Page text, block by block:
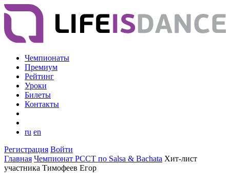
Чемпионаты
Премиум
Рейтинг
Уроки
Билеты
Контакты
ru en
Регистрация Войти
Главная Чемпионат РССТ по Salsa & Bachata Хит-лист
участника Тимофеев Егор